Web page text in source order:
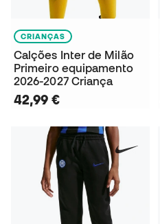
CRIANÇAS
Calções Inter de Milão
Primeiro equipamento
2026-2027 Criança
42,99 €